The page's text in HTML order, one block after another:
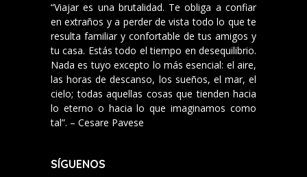
“Viajar es una brutalidad. Te obliga a confiar
en extraños y a perder de vista todo lo que te
resulta familiar y confortable de tus amigos y
tu casa. Estás todo el tiempo en desequilibrio.
Nada es tuyo excepto lo más esencial: el aire,
las horas de descanso, los sueños, el mar, el
cielo; todas aquellas cosas que tienden hacia
lo eterno o hacia lo que imaginamos como
tal”. – Cesare Pavese
SÍGUENOS